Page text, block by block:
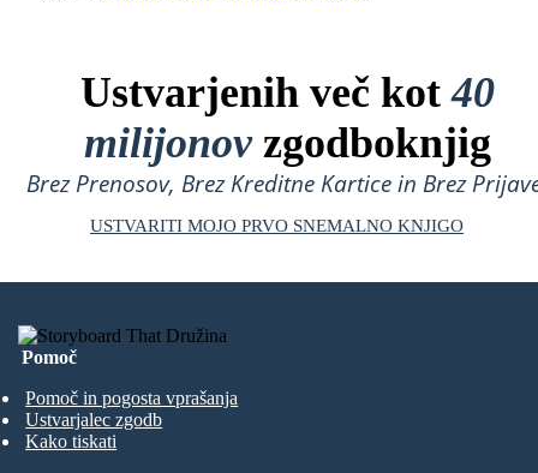
Ustvarjenih več kot40
milijonovzgodboknjig
Brez Prenosov, Brez Kreditne Kartice in Brez
USTVARITI MOJO PRVO SNEMALNO KNJIGO
Pomoč
Pomoč in pogosta vprašanja
Ustvarjalec zgodb
Kako tiskati